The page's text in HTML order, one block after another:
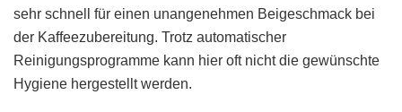
sehr schnell für einen unangenehmen Beigeschmack bei
der Kaffeezubereitung. Trotz automatischer
Reinigungsprogramme kann hier oft nicht die gewünschte
Hygiene hergestellt werden.